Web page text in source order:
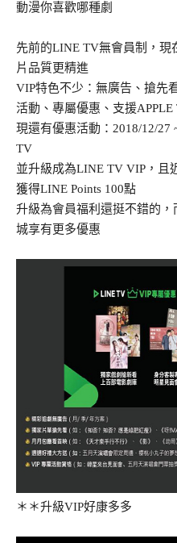
動漫你喜歡哪種劇
先前的LINE TV無會員制，現
片品質更精進
VIP特色不少：無廣告、搶先
活動、專屬優惠、支援APPLE
現還有優惠活動：2018/12/27
TV
並升級成為LINE TV VIP，且
獲得LINE Points 100點
升級為會員福利還挺不錯的
城享有更多優惠
＊＊升級VIP好康多多